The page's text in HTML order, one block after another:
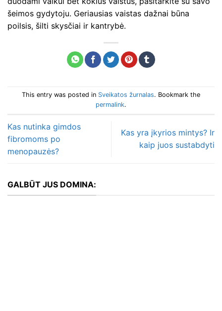
šeimos gydytoju. Geriausias vaistas dažnai būna
poilsis, šilti skysčiai ir kantrybė.
This entry was posted in Sveikatos žurnalas. Bookmark the
permalink.
Kas nutinka gimdos
fibromoms po
menopauzės?
Kas yra įkyrios mintys? Ir
kaip juos sustabdyti
GALBŪT JUS DOMINA: